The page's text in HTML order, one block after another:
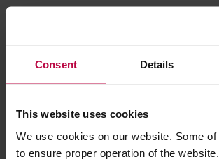
Consent Details
This website uses cookies
We use cookies on our website. Some
to ensure proper operation of the
Klasyczna forumowa receptura.
Kawa grubo mielona – na
17 g kawy